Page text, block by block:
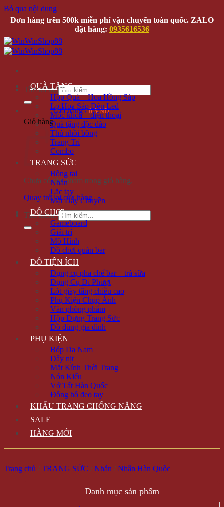
Bỏ qua nội dung
Đơn hàng trên 500k miễn phí vận chuyển toàn quốc. ZALO
đặt hàng: 0935616536
Tìm kiếm:
Giỏ hàng /0 VNĐ
Giỏ hàng
Chưa có sản phẩm trong giỏ hàng.
Quay trở lại cửa hàng
Tìm kiếm:
QUÀ TẶNG
Hộp Quà – Hoa Hồng Sáp
Lọ Hoa Sáp Đèn Led
Móc khóa – điện thoại
Quà tặng độc đáo
Thú nhồi bông
Trang Trí
Combo
TRANG SỨC
Bông tai
Nhẫn
Lắc tay
Mặt Dây Chuyền
ĐỒ CHƠI
Gameboard
Giải trí
Mô Hình
Đồ chơi quán bar
ĐỒ TIỆN ÍCH
Dụng cụ pha chế bar – trà sữa
Dụng Cụ Đi Phượt
Lót giày tăng chiều cao
Phụ Kiện Chụp Ảnh
Văn phòng phẩm
Hộp Đựng Trang Sức
Đồ dùng gia đình
PHỤ KIỆN
Bóp Da Nam
Dây nịt
Mắt Kính Thời Trang
Nón Kiểu
Vớ Tất Hàn Quốc
Đồng hồ đeo tay
KHẨU TRANG CHỐNG NẮNG
SALE
HÀNG MỚI
Trang chủ / TRANG SỨC / Nhẫn / Nhẫn Hàn Quốc
Danh mục sản phẩm